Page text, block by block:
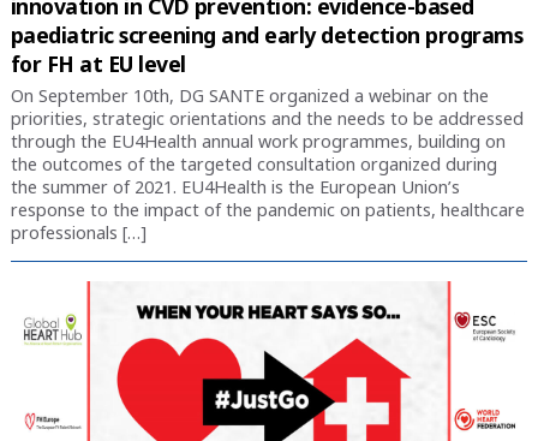
innovation in CVD prevention: evidence-based
paediatric screening and early detection programs
for FH at EU level
On September 10th, DG SANTE organized a webinar on the
priorities, strategic orientations and the needs to be addressed
through the EU4Health annual work programmes, building on
the outcomes of the targeted consultation organized during
the summer of 2021. EU4Health is the European Union’s
response to the impact of the pandemic on patients, healthcare
professionals […]